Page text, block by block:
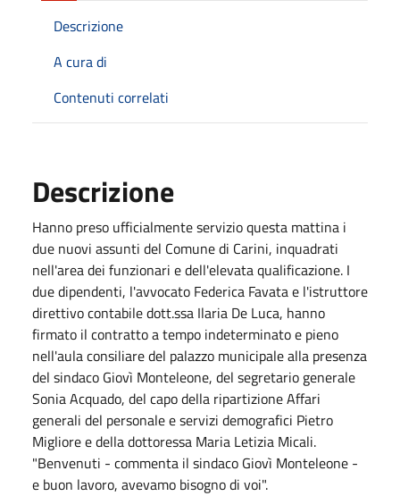
Descrizione
A cura di
Contenuti correlati
Descrizione
Hanno preso ufficialmente servizio questa mattina i
due nuovi assunti del Comune di Carini, inquadrati
nell'area dei funzionari e dell'elevata qualificazione. I
due dipendenti, l'avvocato Federica Favata e l'istruttore
direttivo contabile dott.ssa Ilaria De Luca, hanno
firmato il contratto a tempo indeterminato e pieno
nell'aula consiliare del palazzo municipale alla presenza
del sindaco Giovì Monteleone, del segretario generale
Sonia Acquado, del capo della ripartizione Affari
generali del personale e servizi demografici Pietro
Migliore e della dottoressa Maria Letizia Micali.
"Benvenuti - commenta il sindaco Giovì Monteleone -
e buon lavoro, avevamo bisogno di voi".